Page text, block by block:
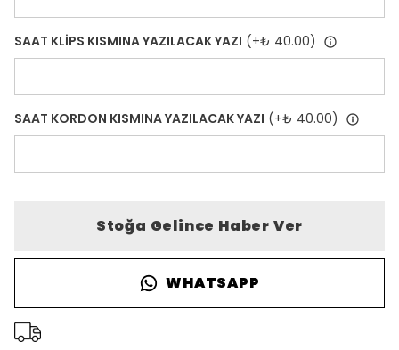
SAAT KLİPS KISMINA YAZILACAK YAZI (+₺ 40.00)
SAAT KORDON KISMINA YAZILACAK YAZI (+₺ 40.00)
Stoğa Gelince Haber Ver
WHATSAPP